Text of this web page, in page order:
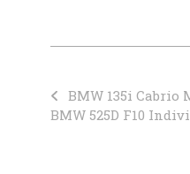
BMW 135i Cabrio
BMW 525D F10